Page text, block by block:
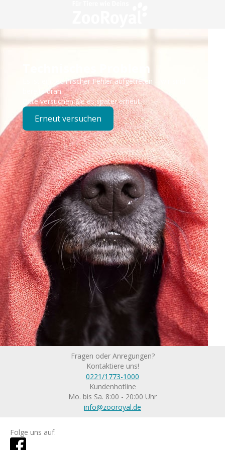
Technisches Problem
Es ist ein technischer Fehler aufgetreten – wir sind
bereits dran.
Bitte versuchen Sie es später erneut.
Erneut versuchen
Fragen oder Anregungen?
Kontaktiere uns!
0221/1773-1000
Kundenhotline
Mo. bis Sa. 8:00 - 20:00 Uhr
info@zooroyal.de
Folge uns auf: